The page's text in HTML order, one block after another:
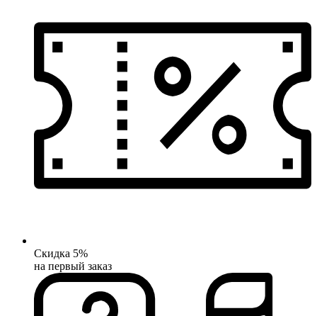
Скидка 5%
на первый заказ